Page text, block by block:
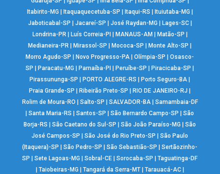
Itabirito-MG
Itaquaquecetuba-SP Itaqui-RS Ituiutaba-MG
Jaboticabal-SP
Jacareí-SP José Raydan-MG Lages-SC|
Londrina-PR| Luís Correia-PI MANAUS-AM Matão-SP
Medianeira-PR
Mirassol-SP Mococa-SP Monte Alto-SP
Morro Agudo-SP
Novo Progresso-PA |Olímpia-SP |Osasco-
SP
Paracatu-MG Parnaíba-PI Peruíbe-SP Piracicaba-SP
Pirassununga-SP
PORTO ALEGRE-RS Porto Seguro-BA
Praia Grande-SP
Ribeirão Preto-SP RIO DE JANEIRO-RJ
Rolim de Moura-RO
Salto-SP SALVADOR-BA| Samambaia-DF
|Santa Maria-RS |Santos-SP |São Bernardo Campo-SP |São
Borja-RS
|São Caetano do Sul-SP |São João Paraíso-MG |São
José Campos-SP
|São José do Rio Preto-SP |São Paulo
(Itaquera)-SP
|São Pedro-SP |São Sebastião-SP |Sertãozinho-
SP
|Sete Lagoas-MG |Sobral-CE |Sorocaba-SP |Taguatinga-DF
Taiobeiras-MG Tangará da Serra-MT| Tarauacá-AC|